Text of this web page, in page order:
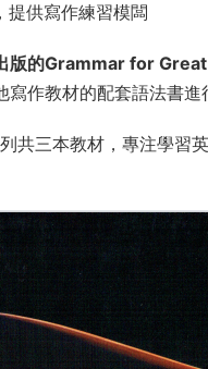
供寫作練習模闆
版的Grammar for
作教材的配套語法書進
三本教材，專注學習